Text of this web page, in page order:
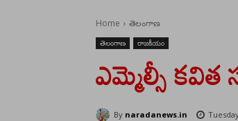
Home తెలంగాణ
తెలంగాణ రాజకీయం
ఎమ్మెల్సీ కవిత
By naradanews.in